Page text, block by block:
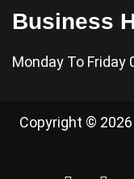
Business
Monday To Friday
Copyright ©